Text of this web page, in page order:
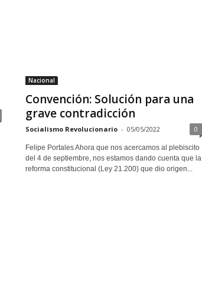
Nacional
Convención: Solución para una
grave contradicción
Socialismo Revolucionario - 05/05/2022 0
Felipe Portales Ahora que nos acercamos al plebiscito
del 4 de septiembre, nos estamos dando cuenta que la
reforma constitucional (Ley 21.200) que dio origen...